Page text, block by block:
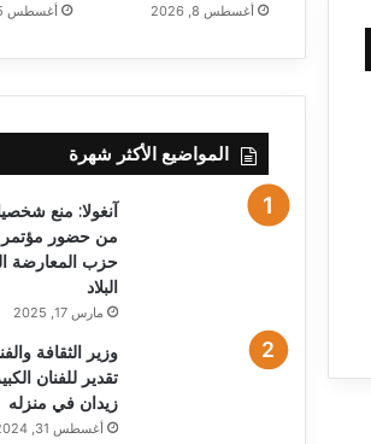
أغسطس 8, 2026 أغسطس 5, 2026
المواضيع الأكثر شهرة
آنغولا: منع
من حضور مؤتمر
حزب المعارضة
البلاد
مارس 17, 2025
وزير الثقافة
تقدير للفنان
زيدان في منزله
أغسطس 31, 2024